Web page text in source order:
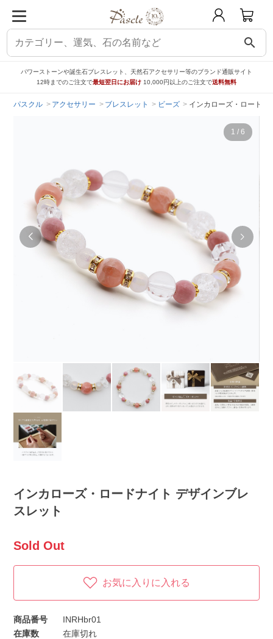
search
パワーストーンや誕生石ブレスレット、天然石アクセサリー等のブランド通販サイト
12時までのご注文で最短翌日にお届け 10,000円以上のご注文で送料無料
パスクル アクセサリー ブレスレット ビーズ インカローズ・ロードナ
1 / 6
インカローズ・ロードナイト デザインブレ
スレット
Sold Out
お気に入りに入れる
商品番号
INRHbr01
在庫数
在庫切れ